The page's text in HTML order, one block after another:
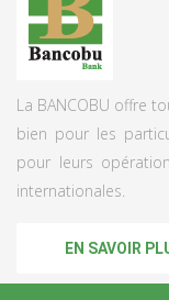
La BANCOBU offre
bien pour les
pour leurs
internationales.
EN SAVOIR